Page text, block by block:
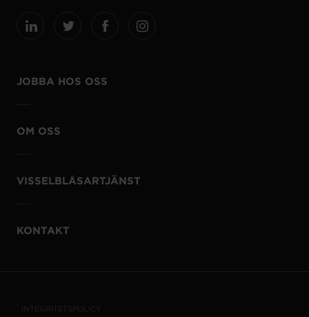
JOBBA HOS OSS
OM OSS
VISSELBLÅSARTJÄNST
KONTAKT
INTEGRITETSPOLICY